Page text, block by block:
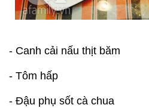
- Canh cải nấu thịt băm
- Tôm hấp
- Đậu phụ sốt cà chua